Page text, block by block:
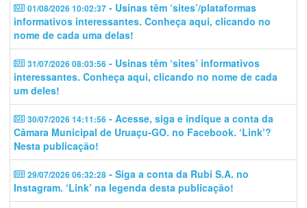
01/08/2026 10:02:37 - Usinas têm ‘sites’/plataformas
informativos interessantes. Conheça aqui, clicando no
nome de cada uma delas!
31/07/2026 08:03:56 - Usinas têm ‘sites’ informativos
interessantes. Conheça aqui, clicando no nome de cada
um deles!
30/07/2026 14:11:56 - Acesse, siga e indique a conta da
Câmara Municipal de Uruaçu-GO. no Facebook. ‘Link’?
Nesta publicação!
29/07/2026 06:32:28 - Siga a conta da Rubi S.A. no
Instagram. ‘Link’ na legenda desta publicação!